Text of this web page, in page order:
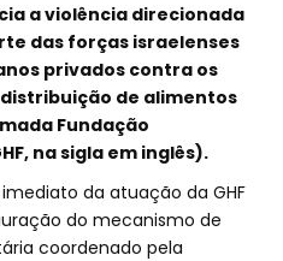
a violência direcionada
das forças israelenses
privados contra os
de alimentos
Fundação
na sigla em inglês).
da atuação da GHF
do mecanismo de
coordenado pela